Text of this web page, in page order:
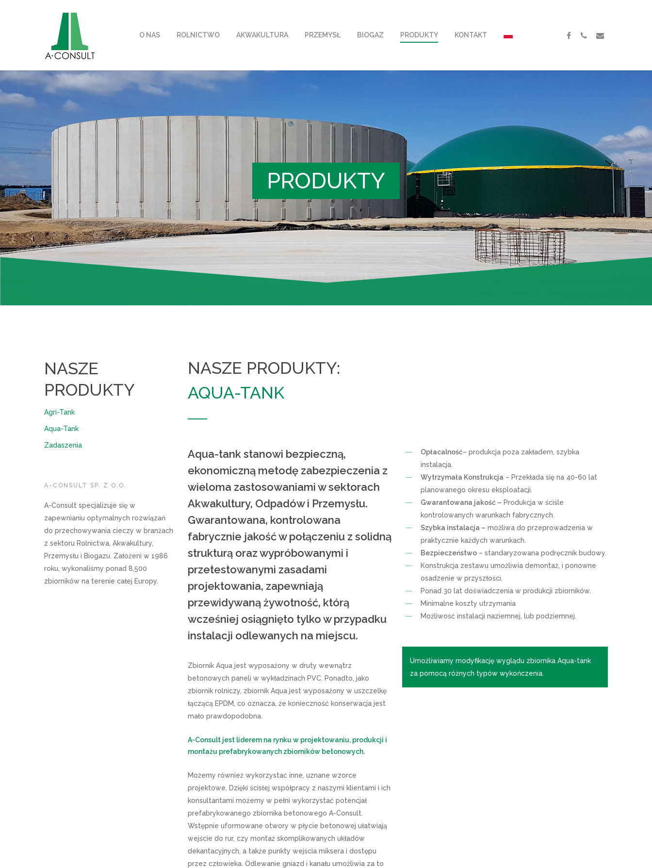
O NAS ROLNICTWO AKWAKULTURA PRZEMYSŁ BIOGAZ PRODUKTY
KONTAKT
Home
Produkty – Aqua-Tank
PRODUKTY
NASZE
PRODUKTY
Agri-Tank
Aqua-Tank
Zadaszenia
A-CONSULT SP. Z O.O.
A-Consult specjalizuje się w
zapewnianiu optymalnych rozwiązań
do przechowywania cieczy w branżach
z sektoru Rolnictwa, Akwakultury,
Przemysłu i Biogazu. Założeni w 1986
roku, wykonaliśmy ponad 8,500
zbiorników na terenie całej Europy.
NASZE PRODUKTY:
AQUA-TANK
Aqua-tank stanowi bezpieczną,
ekonomiczną metodę zabezpieczenia z
wieloma zastosowaniami w sektorach
Akwakultury, Odpadów i Przemysłu.
Gwarantowana, kontrolowana
fabrycznie jakość w połączeniu z solidną
strukturą oraz wypróbowanymi i
przetestowanymi zasadami
projektowania, zapewniają
przewidywaną żywotność, którą
wcześniej osiągnięto tylko w przypadku
instalacji odlewanych na miejscu.
Zbiornik Aqua jest wyposażony w druty wewnątrz
betonowych paneli w wykładzinach PVC. Ponadto, jako
zbiornik rolniczy, zbiornik Aqua jest wyposażony w uszczelkę
łączącą EPDM, co oznacza, że ​​konieczność konserwacja jest
mało prawdopodobna.
A-Consult jest liderem na rynku w projektowaniu, produkcji i
montażu prefabrykowanych zbiorników betonowych.
Możemy również wykorzystać inne, uznane wzorce
projektowe. Dzięki ścisłej współpracy z naszymi klientami i ich
konsultantami możemy w pełni wykorzystać potencjał
prefabrykowanego zbiornika betonowego A-Consult.
Wstępnie uformowane otwory w płycie betonowej ułatwiają
wejście do rur, czy montaż skomplikowanych układów
dekantacyjnych, a także punkty wejścia miksera i dostępu
przez człowieka. Odlewanie gniazd i kanału umożliwia za to
Opłacalność– produkcja poza zakładem, szybka
instalacja.
Wytrzymała Konstrukcja – Przekłada się na 40-60 lat
planowanego okresu eksploatacji.
Gwarantowana jakość – Produkcja w ściśle
kontrolowanych warunkach fabrycznych.
Szybka instalacja – możliwa do przeprowadzenia w
praktycznie każdych warunkach.
Bezpieczeństwo – standaryzowana podręcznik budowy.
Konstrukcja zestawu umożliwia demontaż, i ponowne
osadzenie w przyszłości.
Ponad 30 lat doświadczenia w produkcji zbiorników.
Minimalne koszty utrzymania
Możliwość instalacji naziemnej, lub podziemnej.
Umożliwiamy modyfikację wyglądu zbiornika Aqua-tank
za pomocą różnych typów wykończenia.